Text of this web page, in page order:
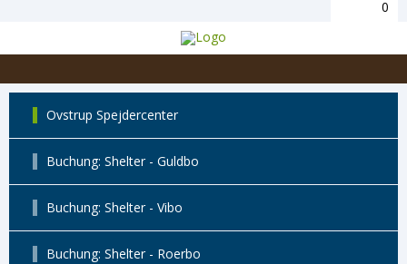
0
Ovstrup Spejdercenter
Buchung: Shelter - Guldbo
Buchung: Shelter - Vibo
Buchung: Shelter - Roerbo